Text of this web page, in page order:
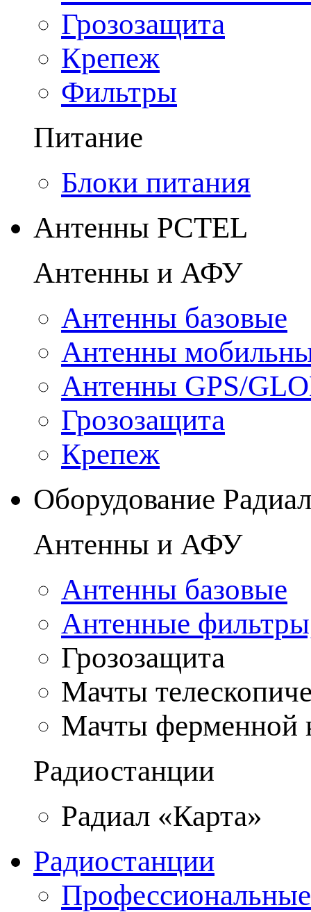
Грозозащита
Крепеж
Фильтры
Питание
Блоки питания
Антенны PCTEL
Антенны и АФУ
Антенны базовые
Антенны
Антенны GPS/
Грозозащита
Крепеж
Оборудование Радиал
Антенны и АФУ
Антенны базовые
Антенные
Грозозащита
Мачты
Мачты ферменной
Радиостанции
Радиал «Карта»
Радиостанции